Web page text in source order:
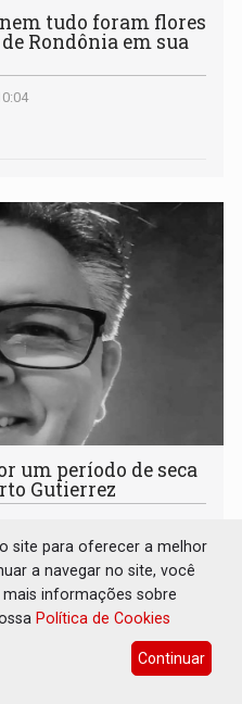
nem tudo foram flores
Rondônia em sua
um período de seca
Gutierrez
site para oferecer a melhor
a navegar no site, você
informações sobre
Política de Cookies
Continuar